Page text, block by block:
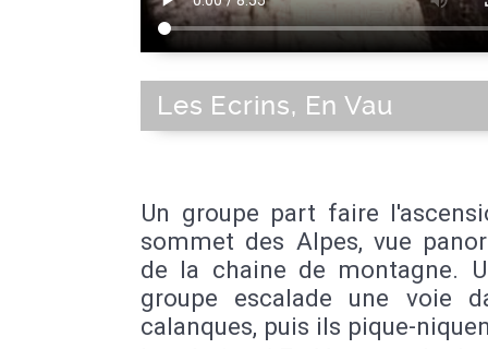
Les Ecrins, En Vau
Un groupe part faire
sommet des Alpes, vue
de la chaine de montagne.
groupe escalade une voie
calanques, puis ils pique-